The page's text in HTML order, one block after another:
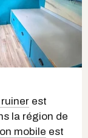
est
la région de
mobile est